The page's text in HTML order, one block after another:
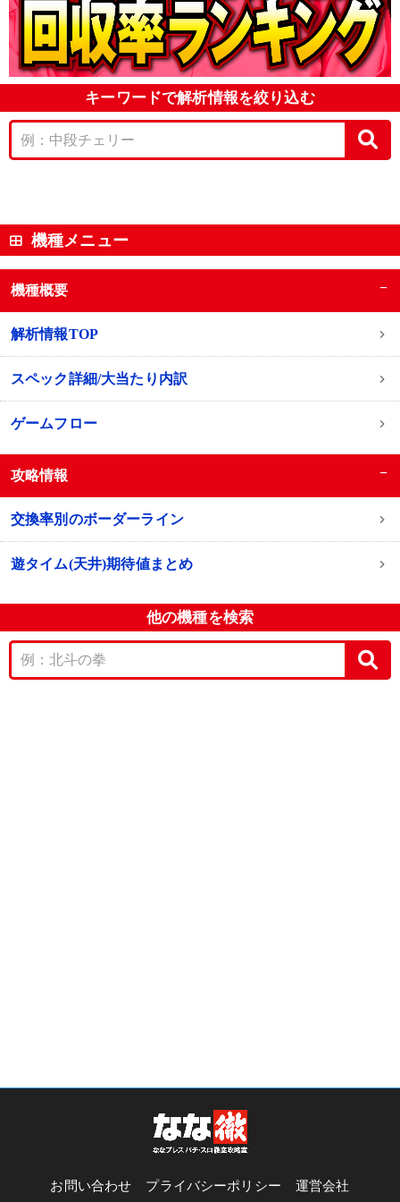
キーワードで解析情報を絞り込む
機種メニュー
機種概要 −
解析情報TOP
スペック詳細/大当たり内訳
ゲームフロー
攻略情報 −
交換率別のボーダーライン
遊タイム(天井)期待値まとめ
他の機種を検索
お問い合わせ プライバシーポリシー 運営会社